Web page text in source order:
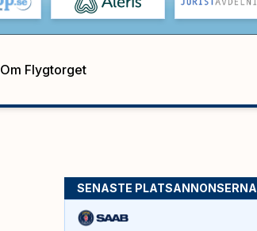
Om Flygtorget
SENASTE PLATSANNONSERNA